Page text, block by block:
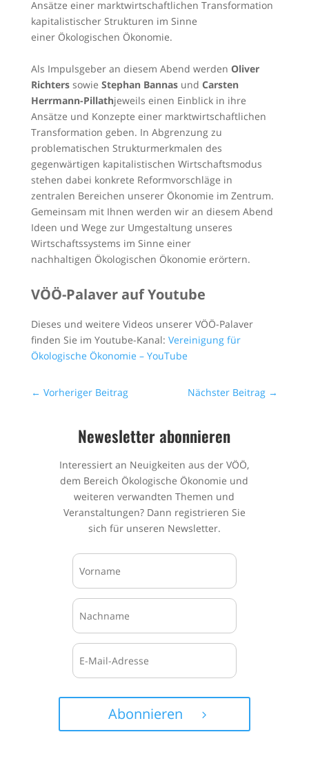
Ansätze einer marktwirtschaftlichen Transformation
kapitalistischer Strukturen im Sinne
einer Ökologischen Ökonomie.
Als Impulsgeber an diesem Abend werden Oliver
Richterssowie Stephan Bannasund Carsten
Herrmann-Pillathjeweils einen Einblick in ihre
Ansätze und Konzepte einer marktwirtschaftlichen
Transformation geben. In Abgrenzung zu
problematischen Strukturmerkmalen des
gegenwärtigen kapitalistischen Wirtschaftsmodus
stehen dabei konkrete Reformvorschläge in
zentralen Bereichen unserer Ökonomie im Zentrum.
Gemeinsam mit Ihnen werden wir an diesem Abend
Ideen und Wege zur Umgestaltung unseres
Wirtschaftssystems im Sinne einer
nachhaltigen Ökologischen Ökonomie erörtern.
VÖÖ-Palaver auf Youtube
Dieses und weitere Videos unserer VÖÖ-Palaver
finden Sie im Youtube-Kanal: Vereinigung für
Ökologische Ökonomie – YouTube
← Vorheriger Beitrag Nächster Beitrag →
Newesletter abonnieren
Interessiert an Neuigkeiten aus der VÖÖ,
dem Bereich Ökologische Ökonomie und
weiteren verwandten Themen und
Veranstaltungen? Dann registrieren Sie
sich für unseren Newsletter.
Abonnieren